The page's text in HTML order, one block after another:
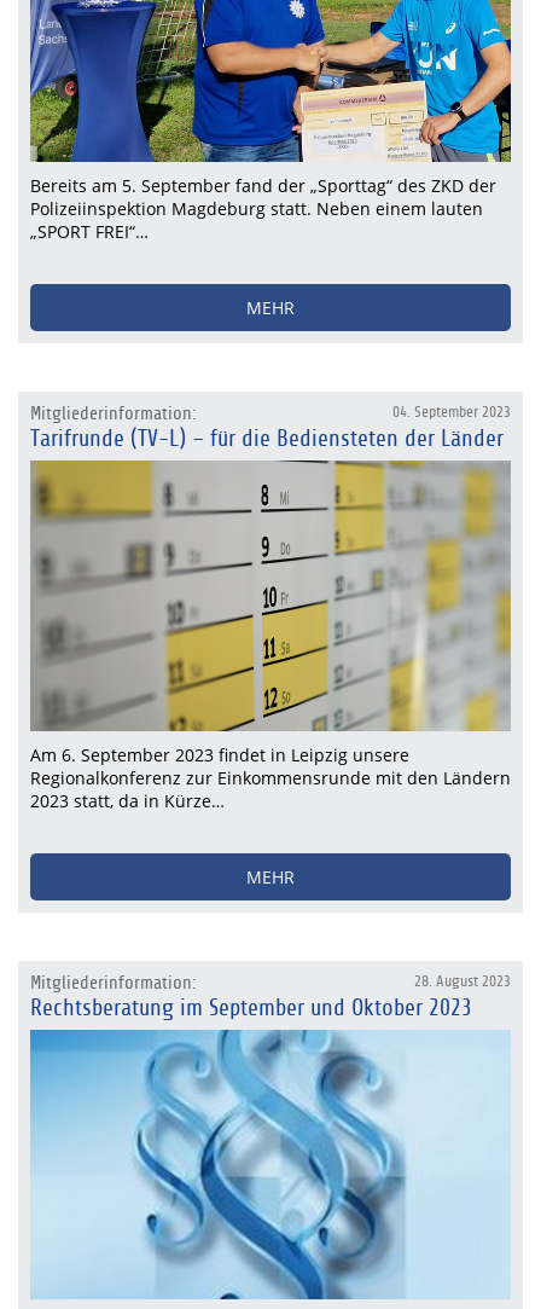
Bereits am 5. September fand der „Sporttag“ des ZKD der
Polizeiinspektion Magdeburg statt. Neben einem lauten
„SPORT FREI“…
MEHR
04. September 2023
Mitgliederinformation:
Tarifrunde (TV-L) – für die Bediensteten der Länder
Am 6. September 2023 findet in Leipzig unsere
Regionalkonferenz zur Einkommensrunde mit den Ländern
2023 statt, da in Kürze…
MEHR
28. August 2023
Mitgliederinformation:
Rechtsberatung im September und Oktober 2023